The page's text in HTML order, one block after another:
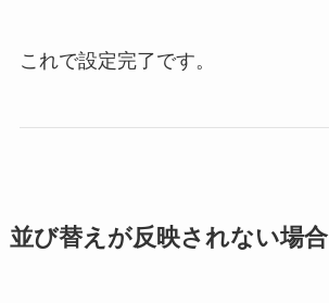
これで設定完了です。
並び替えが反映されない場合